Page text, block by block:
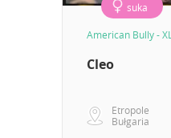
suka
American Bully - XL
Cleo
Etropole
Bułgaria